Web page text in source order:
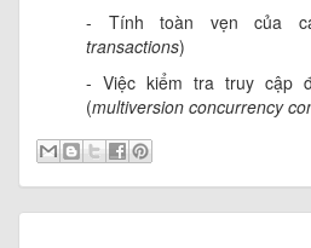
- Tính toàn vẹn của
transactions)
- Việc kiểm tra truy cập
(multiversion concurrency